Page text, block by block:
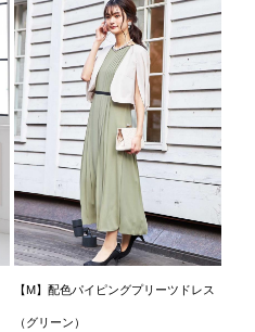
【M】配色パイピングプリーツドレス
（グリーン）